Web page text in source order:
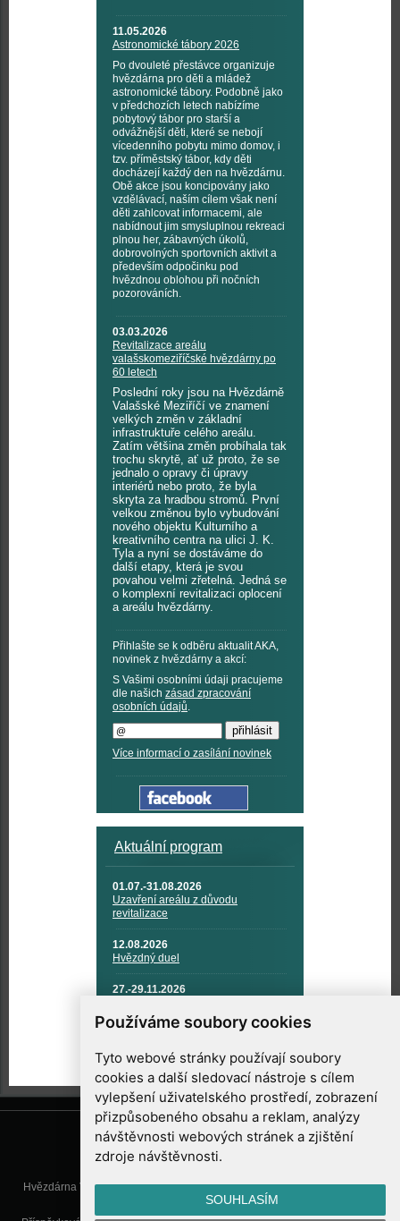
Používáme soubory cookies
Tyto webové stránky používají soubory
cookies a další sledovací nástroje s cílem
vylepšení uživatelského prostředí, zobrazení
přizpůsobeného obsahu a reklam, analýzy
návštěvnosti webových stránek a zjištění
zdroje návštěvnosti.
SOUHLASÍM
11.05.2026
Astronomické tábory 2026
Po dvouleté přestávce organizuje
hvězdárna pro děti a mládež
astronomické tábory. Podobně jako
v předchozích letech nabízíme
pobytový tábor pro starší a
odvážnější děti, které se nebojí
vícedenního pobytu mimo domov, i
tzv. příměstský tábor, kdy děti
docházejí každý den na hvězdárnu.
Obě akce jsou koncipovány jako
vzdělávací, naším cílem však není
děti zahlcovat informacemi, ale
nabídnout jim smysluplnou rekreaci
plnou her, zábavných úkolů,
dobrovolných sportovních aktivit a
především odpočinku pod
hvězdnou oblohou při nočních
pozorováních.
03.03.2026
Revitalizace areálu
valašskomeziříčské hvězdárny po
60 letech
Poslední roky jsou na Hvězdárně
Valašské Meziříčí ve znamení
velkých změn v základní
infrastruktuře celého areálu.
Zatím většina změn probíhala tak
trochu skrytě, ať už proto, že se
jednalo o opravy či úpravy
interiérů nebo proto, že byla
skryta za hradbou stromů. První
velkou změnou bylo vybudování
nového objektu Kulturního a
kreativního centra na ulici J. K.
Tyla a nyní se dostáváme do
další etapy, která je svou
povahou velmi zřetelná. Jedná se
o komplexní revitalizaci oplocení
a areálu hvězdárny.
Přihlašte se k odběru aktualit AKA,
novinek z hvězdárny a akcí:
S Vašimi osobními údaji pracujeme
dle našich zásad zpracování
osobních údajů.
Více informací o zasílání novinek
Aktuální program
01.07.-31.08.2026
Uzavření areálu z důvodu
revitalizace
12.08.2026
Hvězdný duel
27.-29.11.2026
TECHNIKA A KOSMICKÉ
TECHNOLOGIE
Hvězdárna Valašské Meziříčí, příspěvková organizace, Vsetínská 78, 757
01 Valašské Meziříčí